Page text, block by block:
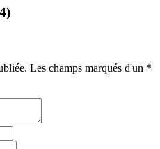
Les champs marqués d'un *